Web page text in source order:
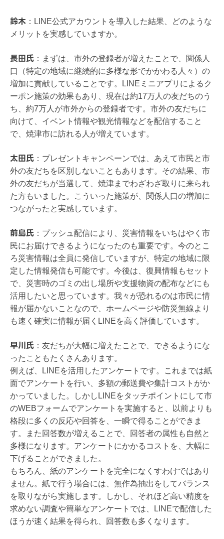
鈴木 ： LINE公式アカウントを導入した結果、どのような
メリットを実感していますか。
長田氏 ： まずは、市外の登録者が増えたことで、関係人
口（特定の地域に継続的に多様な形でかかわる人々）の
増加に貢献していることです。LINEミニアプリによるク
ーポン施策の効果もあり、現在は約17万人の友だちのう
ち、約7万人が市外からの登録者です。市外の友だちに
向けて、イベント情報や観光情報などを配信すること
で、焼津市に訪れる人が増えています。
太田氏 ： プレゼントキャンペーンでは、あえて市民と市
外の友だちを区別しないこともあります。その結果、市
外の友だちが当選して、焼津までわざわざ取りに来られ
た方もいました。こういった施策が、関係人口の増加に
つながったと実感しています。
前島氏 ： プッシュ配信により、災害情報をいちはやく市
民にお届けできるようになったのも重要です。今のとこ
ろ災害情報は全員に発信していますが、特定の地域に限
定した情報発信も可能です。今後は、復興情報もセット
で、災害時のゴミの出し場所や支援物資の配布などにも
活用したいと思っています。我々が恐れるのは市民に情
報が届かないことなので、ホームページや防災無線より
も速く確実に情報が届くLINEを高く評価しています。
早川氏 ： 友だちが大幅に増えたことで、できるようにな
ったこともたくさんあります。
例えば、LINEを活用したアンケートです。これまでは紙
面でアンケートを行い、多額の郵送費や集計コストがか
かっていました。しかしLINEをタッチポイントにして市
のWEBフォームでアンケートを実施すると、以前よりも
格段に多くの反応や回答を、一瞬で得ることができま
す。また回答数が増えることで、回答者の属性も自然と
多様になります。アンケートにかかるコストを、大幅に
下げることができました。
もちろん、紙のアンケートを完全になくすわけではあり
ません。紙で行う場合には、無作為抽出をしてバランス
を取りながら実施します。しかし、それほど高い精度を
求めない調査や簡単なアンケートでは、LINEで配信した
ほうが速く結果を得られ、回答数も多くなります。